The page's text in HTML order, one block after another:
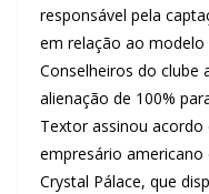
responsável pela
em relação ao
Conselheiros do clube
alienação de 100%
Textor assinou
empresário americano
Crystal Pálace, que